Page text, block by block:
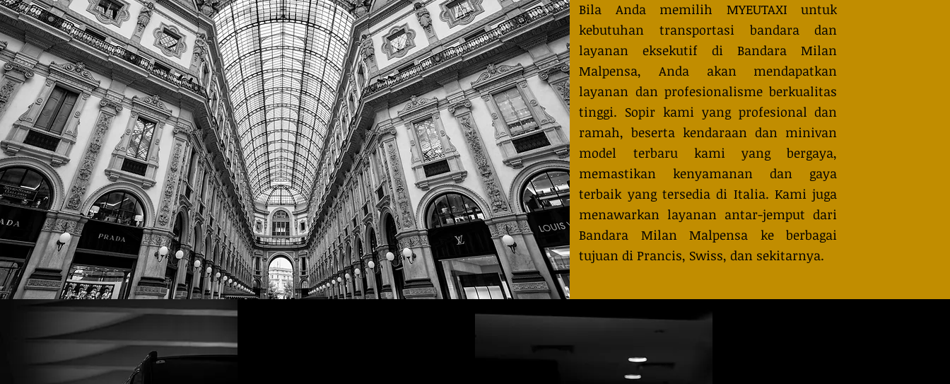
Bila Anda memilih MYEUTAXI untuk
kebutuhan transportasi bandara dan
layanan eksekutif di Bandara Milan
Malpensa, Anda akan mendapatkan
layanan dan profesionalisme berkualitas
tinggi. Sopir kami yang profesional dan
ramah, beserta kendaraan dan minivan
model terbaru kami yang bergaya,
memastikan kenyamanan dan gaya
terbaik yang tersedia di Italia. Kami juga
menawarkan layanan antar-jemput dari
Bandara Milan Malpensa ke berbagai
tujuan di Prancis, Swiss, dan sekitarnya.